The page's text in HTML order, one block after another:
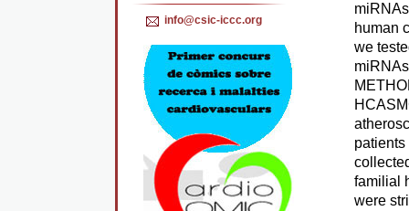
info@csic-iccc.org
human
we
familial
were